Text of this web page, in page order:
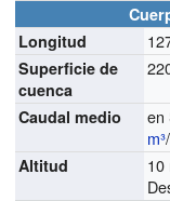
Longitud
Superficie de
cuenca
Caudal medio
en
m³/
Altitud 10